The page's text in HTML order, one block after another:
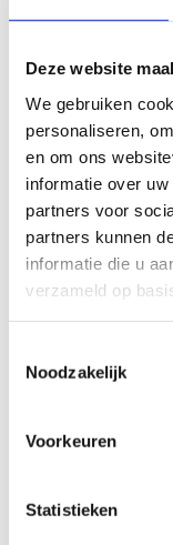
Deze website
We gebruiken
personaliseren,
en om ons
informatie over
partners voor
partners kunnen
informatie die u
verzameld op
Noodzakelijk
Voorkeuren
Statistieken